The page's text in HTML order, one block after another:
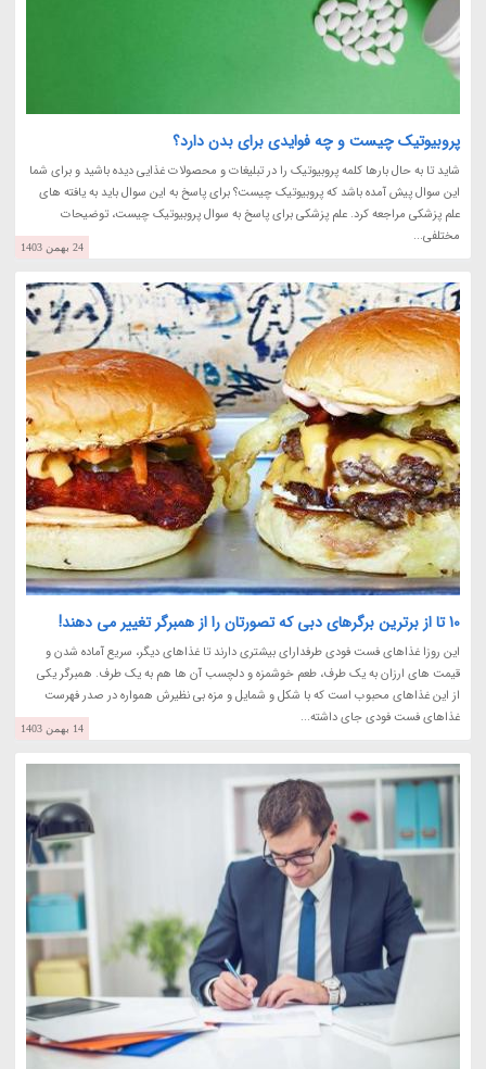
پروبیوتیک چیست و چه فوایدی برای بدن دارد؟
شاید تا به حال بارها کلمه پروبیوتیک را در تبلیغات و محصولات غذایی دیده باشید و برای شما
این سوال پیش آمده باشد که پروبیوتیک چیست؟ برای پاسخ به این سوال باید به یافته های
علم پزشکی مراجعه کرد. علم پزشکی برای پاسخ به سوال پروبیوتیک چیست، توضیحات
مختلفی...
24 بهمن 1403
10 تا از برترین برگرهای دبی که تصورتان را از همبرگر تغییر می دهند!
این روزا غذاهای فست فودی طرفدارای بیشتری دارند تا غذاهای دیگر، سریع آماده شدن و
قیمت های ارزان به یک طرف، طعم خوشمزه و دلچسب آن ها هم به یک طرف. همبرگر یکی
از این غذاهای محبوب است که با شکل و شمایل و مزه بی نظیرش همواره در صدر فهرست
غذاهای فست فودی جای داشته...
14 بهمن 1403